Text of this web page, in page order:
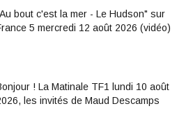
bout c'est la mer - Le Hudson" sur
5 mercredi 12 août 2026 (vidéo)
! La Matinale TF1 lundi 10 août
les invités de Maud Descamps